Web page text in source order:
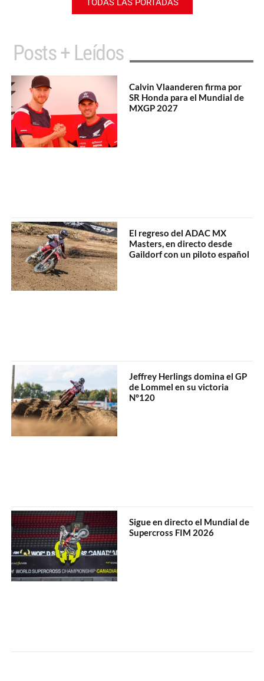
TODAS LAS PORTADAS
Posts + Leídos
Calvin Vlaanderen firma por
SR Honda para el Mundial de
MXGP 2027
El regreso del ADAC MX
Masters, en directo desde
Gaildorf con un piloto español
Jeffrey Herlings domina el GP
de Lommel en su victoria
N°120
Sigue en directo el Mundial de
Supercross FIM 2026